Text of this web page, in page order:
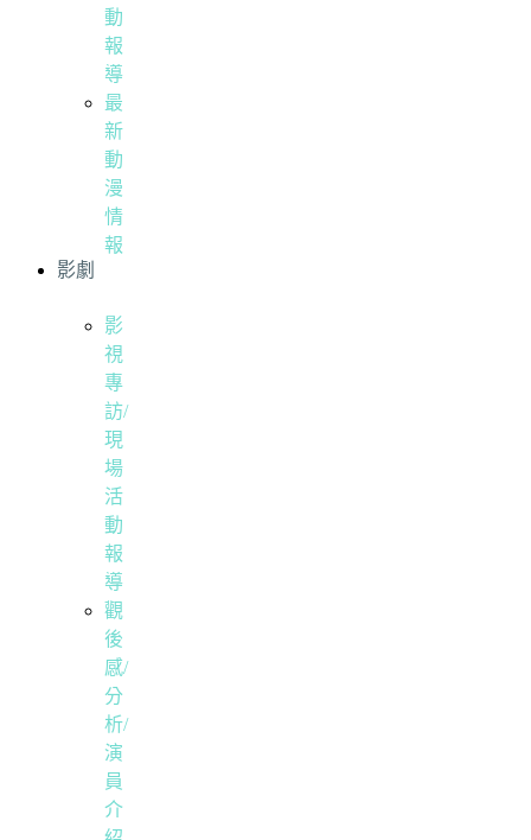
動
報
導
最
新
動
漫
情
報
影劇
影
視
專
訪/
現
場
活
動
報
導
觀
後
感/
分
析/
演
員
介